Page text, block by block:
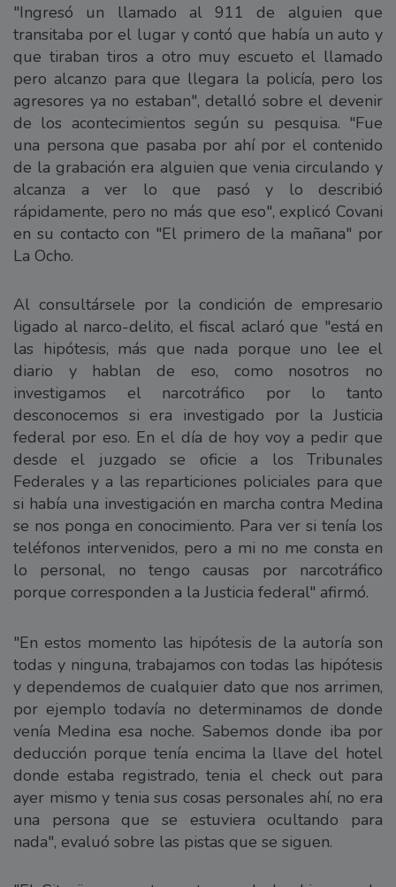
"Ingresó un llamado al 911 de alguien que
transitaba por el lugar y contó que había un auto y
que tiraban tiros a otro muy escueto el llamado
pero alcanzo para que llegara la policía, pero los
agresores ya no estaban", detalló sobre el devenir
de los acontecimientos según su pesquisa. "Fue
una persona que pasaba por ahí por el contenido
de la grabación era alguien que venia circulando y
alcanza a ver lo que pasó y lo describió
rápidamente, pero no más que eso", explicó Covani
en su contacto con "El primero de la mañana" por
La Ocho.
Al consultársele por la condición de empresario
ligado al narco-delito, el fiscal aclaró que "está en
las hipótesis, más que nada porque uno lee el
diario y hablan de eso, como nosotros no
investigamos el narcotráfico por lo tanto
desconocemos si era investigado por la Justicia
federal por eso. En el día de hoy voy a pedir que
desde el juzgado se oficie a los Tribunales
Federales y a las reparticiones policiales para que
si había una investigación en marcha contra Medina
se nos ponga en conocimiento. Para ver si tenía los
teléfonos intervenidos, pero a mi no me consta en
lo personal, no tengo causas por narcotráfico
porque corresponden a la Justicia federal" afirmó.
"En estos momento las hipótesis de la autoría son
todas y ninguna, trabajamos con todas las hipótesis
y dependemos de cualquier dato que nos arrimen,
por ejemplo todavía no determinamos de donde
venía Medina esa noche. Sabemos donde iba por
deducción porque tenía encima la llave del hotel
donde estaba registrado, tenia el check out para
ayer mismo y tenia sus cosas personales ahí, no era
una persona que se estuviera ocultando para
nada", evaluó sobre las pistas que se siguen.